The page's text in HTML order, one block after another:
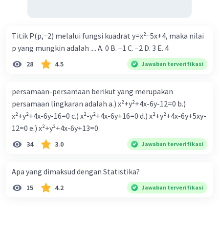
Titik P(p,−2) melalui fungsi kuadrat y=x²−5x+4, maka nilai
p yang mungkin adalah .... A. 0 B. −1 C. −2 D. 3 E. 4
28 4.5 Jawaban terverifikasi
persamaan-persamaan berikut yang merupakan
persamaan lingkaran adalah a.) x²+y²+4x-6y-12=0 b.)
x²+y²+4x-6y-16=0 c.) x²-y²+4x-6y+16=0 d.) x²+y²+4x-6y+5xy-
12=0 e.) x²+y²+4x-6y+13=0
34 3.0 Jawaban terverifikasi
Apa yang dimaksud dengan Statistika?
15 4.2 Jawaban terverifikasi